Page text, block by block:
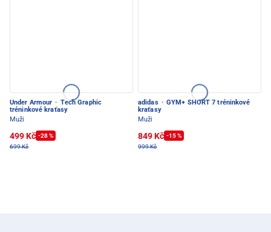
Under Armour · Tech Graphic
tréninkové kraťasy
Muži
499 Kč -28 %
699 Kč
adidas · GYM+ SHORT 7 tréninkové
kraťasy
Muži
849 Kč -15 %
999 Kč